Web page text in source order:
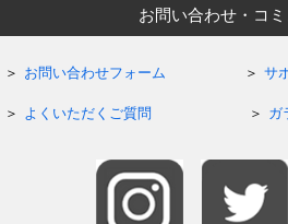
お問い合わせ・コ
お問い合わせフォーム サ
よくいただくご質問 ガ